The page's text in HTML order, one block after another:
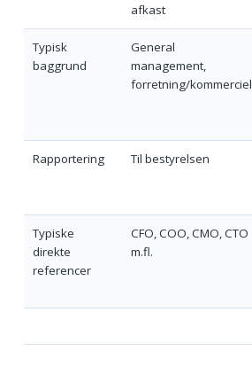
afkast
Typisk
baggrund
General
management,
forretning/kommerciel
Rapportering Til bestyrelsen
Typiske
direkte
referencer
CFO, COO, CMO, CTO
m.fl.